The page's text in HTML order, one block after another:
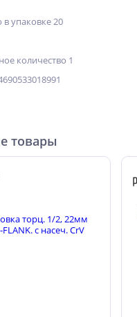
в упаковке 20
количество 1
товары